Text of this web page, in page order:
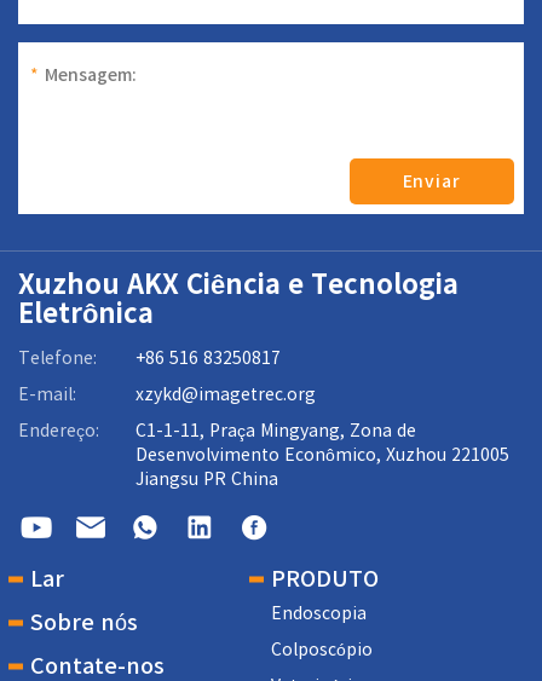
* Mensagem:
Enviar
Xuzhou AKX Ciência e Tecnologia
Eletrônica
Telefone: +86 516 83250817
E-mail: xzykd@imagetrec.org
Endereço:
C1-1-11, Praça Mingyang, Zona de
Desenvolvimento Econômico, Xuzhou 221005
Jiangsu PR China
Lar
Sobre nós
Contate-nos
PRODUTO
Endoscopia
Colposcópio